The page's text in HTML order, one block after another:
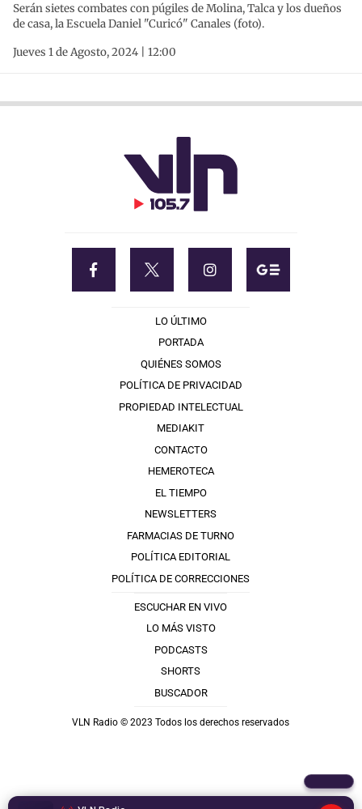
Serán sietes combates con púgiles de Molina, Talca y los dueños
de casa, la Escuela Daniel "Curicó" Canales (foto).
Jueves 1 de Agosto, 2024 | 12:00
LO ÚLTIMO
PORTADA
QUIÉNES SOMOS
POLÍTICA DE PRIVACIDAD
PROPIEDAD INTELECTUAL
MEDIAKIT
CONTACTO
HEMEROTECA
EL TIEMPO
NEWSLETTERS
FARMACIAS DE TURNO
POLÍTICA EDITORIAL
POLÍTICA DE CORRECCIONES
ESCUCHAR EN VIVO
LO MÁS VISTO
PODCASTS
SHORTS
BUSCADOR
VLN Radio © 2023 Todos los derechos reservados